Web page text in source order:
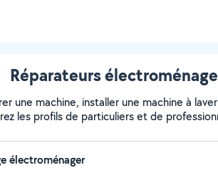
Réparateurs
une machine, installer une machine à
les profils de particuliers et de